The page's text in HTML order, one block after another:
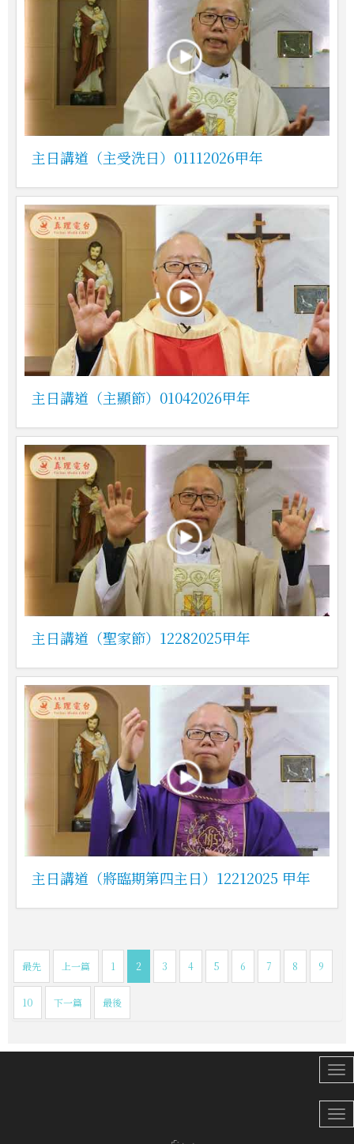
主日講道（主受洗日）01112026甲年
主日講道（主顯節）01042026甲年
主日講道（聖家節）12282025甲年
主日講道（將臨期第四主日）12212025 甲年
最先 上一篇 1 2 3 4 5 6 7 8 9
10 下一篇 最後